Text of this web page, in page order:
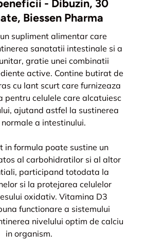
- Dibuzin, 30
Biessen Pharma
supliment alimentar care
sanatatii intestinale si a
gratie unei combinatii
active. Contine butirat de
cu lant scurt care furnizeaza
pentru celulele care alcatuiesc
ajutand astfel la sustinerea
a intestinului.
in formula poate sustine un
al carbohidratilor si al altor
participand totodata la
si la protejarea celulelor
oxidativ. Vitamina D3
functionare a sistemului
nivelului optim de calciu
in organism.